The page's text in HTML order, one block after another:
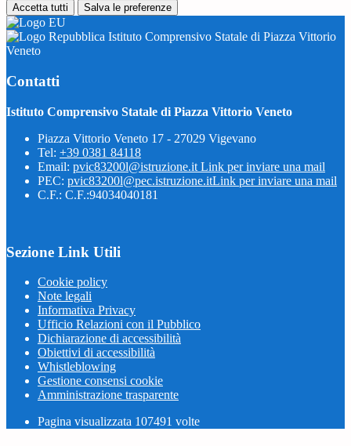
Accetta tutti Salva le preferenze
Istituto Comprensivo Statale di Piazza Vittorio
Veneto
Contatti
Istituto Comprensivo Statale di Piazza Vittorio Veneto
Piazza Vittorio Veneto 17 - 27029 Vigevano
Tel: +39 0381 84118
Email: pvic83200l@istruzione.it Link per inviare una mail
PEC: pvic83200l@pec.istruzione.itLink per inviare una mail
C.F.: C.F.:94034040181
Sezione Link Utili
Cookie policy
Note legali
Informativa Privacy
Ufficio Relazioni con il Pubblico
Dichiarazione di accessibilità
Obiettivi di accessibilità
Whistleblowing
Gestione consensi cookie
Amministrazione trasparente
Pagina visualizzata 107491 volte